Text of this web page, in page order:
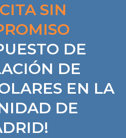
SIN
DE
DE
EN LA
DE